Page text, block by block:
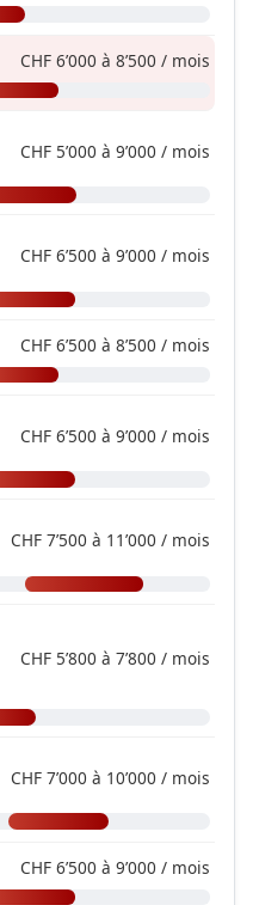
CHF 6’000 à 8’500 / mois
CHF 5’000 à 9’000 / mois
CHF 6’500 à 9’000 / mois
CHF 6’500 à 8’500 / mois
CHF 6’500 à 9’000 / mois
CHF 7’500 à 11’000 / mois
CHF 5’800 à 7’800 / mois
CHF 7’000 à 10’000 / mois
CHF 6’500 à 9’000 / mois